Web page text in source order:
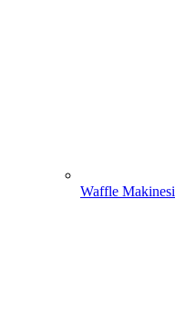
Waffle Makinesi